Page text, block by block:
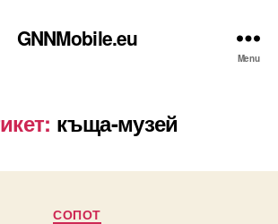
GNNMobile.eu
Menu
къща-музей
Categories
СОПОТ